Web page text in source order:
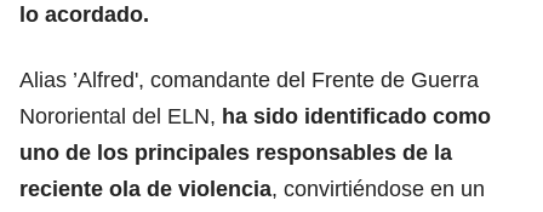
lo acordado.
Alias ’Alfred', comandante del Frente de Guerra
Nororiental del ELN, ha sido identificado como
uno de los principales responsables de la
reciente ola de violencia, convirtiéndose en un